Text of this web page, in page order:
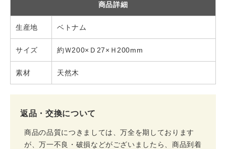
商品詳細
生産地 ベトナム
サイズ 約Ｗ200×Ｄ27×Ｈ200mm
素材 天然木
返品・交換について
商品の品質につきましては、万全を期しております
が、万一不良・破損などがございましたら、商品到着